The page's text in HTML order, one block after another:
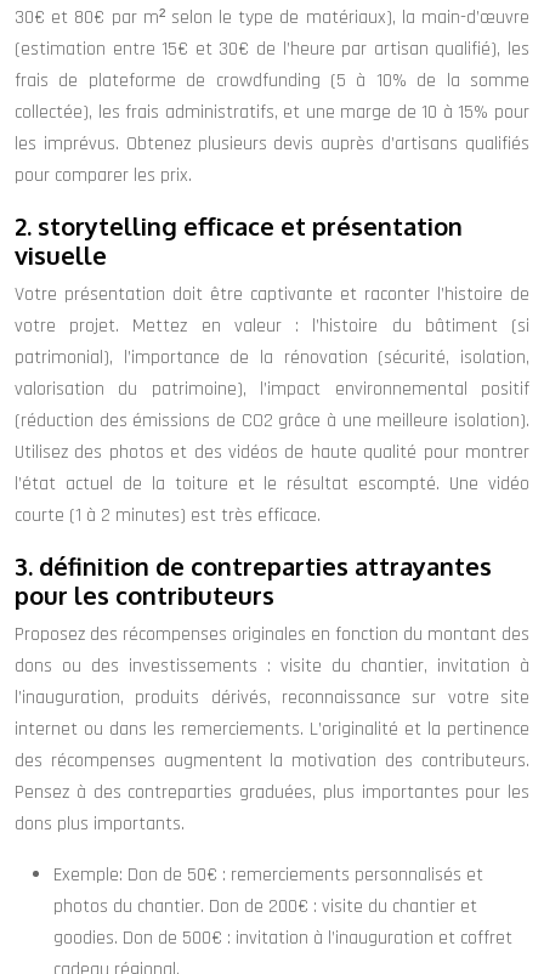
30€ et 80€ par m² selon le type de matériaux), la main-d’œuvre
(estimation entre 15€ et 30€ de l’heure par artisan qualifié), les
frais de plateforme de crowdfunding (5 à 10% de la somme
collectée), les frais administratifs, et une marge de 10 à 15% pour
les imprévus. Obtenez plusieurs devis auprès d’artisans qualifiés
pour comparer les prix.
2. storytelling efficace et présentation
visuelle
Votre présentation doit être captivante et raconter l’histoire de
votre projet. Mettez en valeur : l’histoire du bâtiment (si
patrimonial), l’importance de la rénovation (sécurité, isolation,
valorisation du patrimoine), l’impact environnemental positif
(réduction des émissions de CO2 grâce à une meilleure isolation).
Utilisez des photos et des vidéos de haute qualité pour montrer
l’état actuel de la toiture et le résultat escompté. Une vidéo
courte (1 à 2 minutes) est très efficace.
3. définition de contreparties attrayantes
pour les contributeurs
Proposez des récompenses originales en fonction du montant des
dons ou des investissements : visite du chantier, invitation à
l’inauguration, produits dérivés, reconnaissance sur votre site
internet ou dans les remerciements. L’originalité et la pertinence
des récompenses augmentent la motivation des contributeurs.
Pensez à des contreparties graduées, plus importantes pour les
dons plus importants.
Exemple: Don de 50€ : remerciements personnalisés et
photos du chantier. Don de 200€ : visite du chantier et
goodies. Don de 500€ : invitation à l’inauguration et coffret